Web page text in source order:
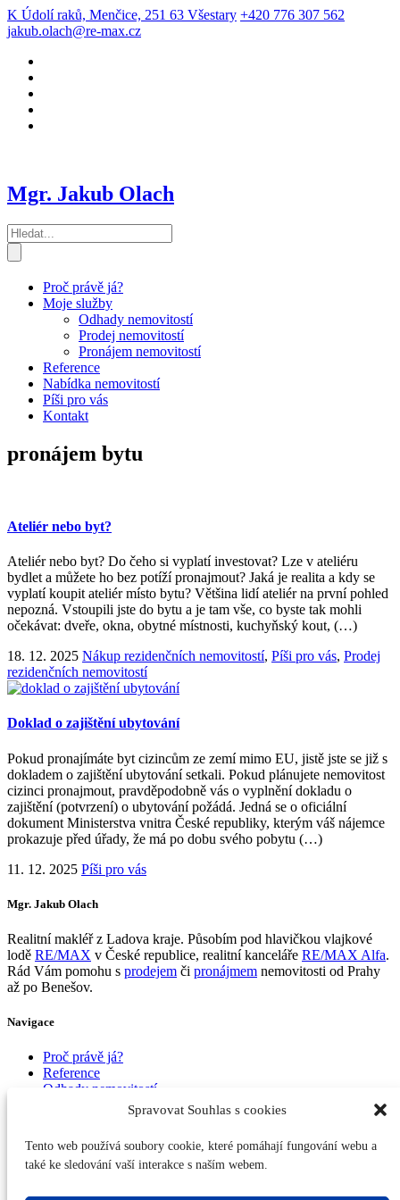
Spravovat Souhlas s cookies
Tento web používá soubory cookie, které pomáhají fungování webu a
také ke sledování vaší interakce s naším webem.
K Údolí raků, Menčice, 251 63 Všestary +420 776 307 562
jakub.olach@re-max.cz
Mgr. Jakub Olach
Proč právě já?
Moje služby
Odhady nemovitostí
Prodej nemovitostí
Pronájem nemovitostí
Reference
Nabídka nemovitostí
Píši pro vás
Kontakt
pronájem bytu
Ateliér nebo byt?
Ateliér nebo byt? Do čeho si vyplatí investovat? Lze v ateliéru
bydlet a můžete ho bez potíží pronajmout? Jaká je realita a kdy se
vyplatí koupit ateliér místo bytu? Většina lidí ateliér na první pohled
nepozná. Vstoupili jste do bytu a je tam vše, co byste tak mohli
očekávat: dveře, okna, obytné místnosti, kuchyňský kout, (…)
18. 12. 2025 Nákup rezidenčních nemovitostí, Píši pro vás, Prodej
rezidenčních nemovitostí
Doklad o zajištění ubytování
Pokud pronajímáte byt cizincům ze zemí mimo EU, jistě jste se již s
dokladem o zajištění ubytování setkali. Pokud plánujete nemovitost
cizinci pronajmout, pravděpodobně vás o vyplnění dokladu o
zajištění (potvrzení) o ubytování požádá. Jedná se o oficiální
dokument Ministerstva vnitra České republiky, kterým váš nájemce
prokazuje před úřady, že má po dobu svého pobytu (…)
11. 12. 2025 Píši pro vás
Mgr. Jakub Olach
Realitní makléř z Ladova kraje. Působím pod hlavičkou vlajkové
lodě RE/MAX v České republice, realitní kanceláře RE/MAX Alfa.
Rád Vám pomohu s prodejem či pronájmem nemovitosti od Prahy
až po Benešov.
Navigace
Proč právě já?
Reference
Odhady nemovitostí
Prodej nemovitostí
Pronájem nemovitostí
Kontakt